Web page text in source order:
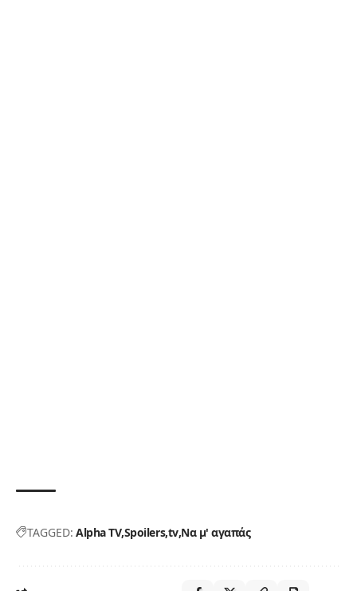
TAGGED: Alpha TVSpoilers tv Να μ' αγαπάς